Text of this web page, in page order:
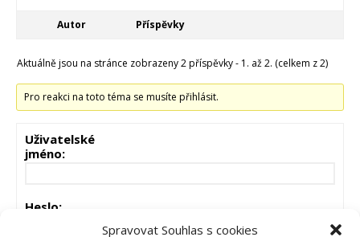
Spravovat Souhlas s cookies
Autor Příspěvky
Aktuálně jsou na stránce zobrazeny 2 příspěvky - 1. až 2. (celkem z 2)
Pro reakci na toto téma se musíte přihlásit.
Uživatelské
jméno:
Heslo: